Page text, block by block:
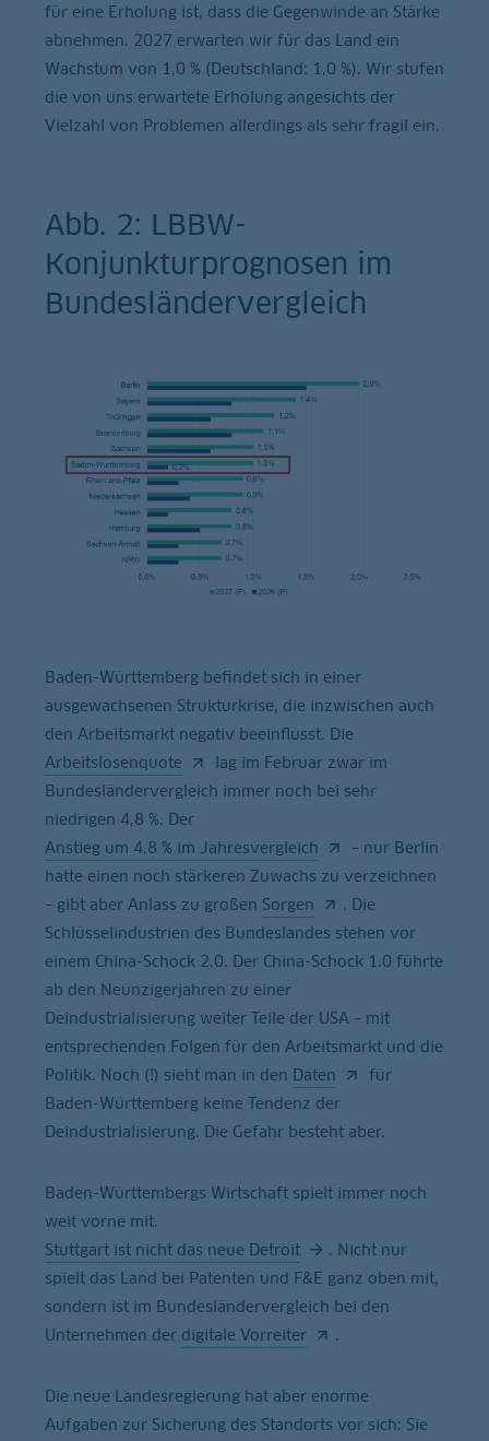
für eine Erholung ist, dass die Gegenwinde an Stärke
abnehmen. 2027 erwarten wir für das Land ein
Wachstum von 1,0 % (Deutschland: 1,0 %). Wir stufen
die von uns erwartete Erholung angesichts der
Vielzahl von Problemen allerdings als sehr fragil ein.
Abb. 2: LBBW-
Konjunkturprognosen im
Bundesländervergleich
Baden-Württemberg befindet sich in einer
ausgewachsenen Strukturkrise, die inzwischen auch
den Arbeitsmarkt negativ beeinflusst. Die
Arbeitslosenquote
lag im Februar zwar im
Bundesländervergleich immer noch bei sehr
niedrigen 4,8 %. Der
Anstieg um 4,8 % im Jahresvergleich
– nur Berlin
hatte einen noch stärkeren Zuwachs zu verzeichnen
– gibt aber Anlass zu großen Sorgen
. Die
Schlüsselindustrien des Bundeslandes stehen vor
einem China-Schock 2.0. Der China-Schock 1.0 führte
ab den Neunzigerjahren zu einer
Deindustrialisierung weiter Teile der USA – mit
entsprechenden Folgen für den Arbeitsmarkt und die
Politik. Noch (!) sieht man in den Daten
für
Baden-Württemberg keine Tendenz der
Deindustrialisierung. Die Gefahr besteht aber.
Baden-Württembergs Wirtschaft spielt immer noch
weit vorne mit.
Stuttgart ist nicht das neue Detroit
. Nicht nur
spielt das Land bei Patenten und F&E ganz oben mit,
sondern ist im Bundesländervergleich bei den
Unternehmen der digitale Vorreiter .
Die neue Landesregierung hat aber enorme
Aufgaben zur Sicherung des Standorts vor sich: Sie